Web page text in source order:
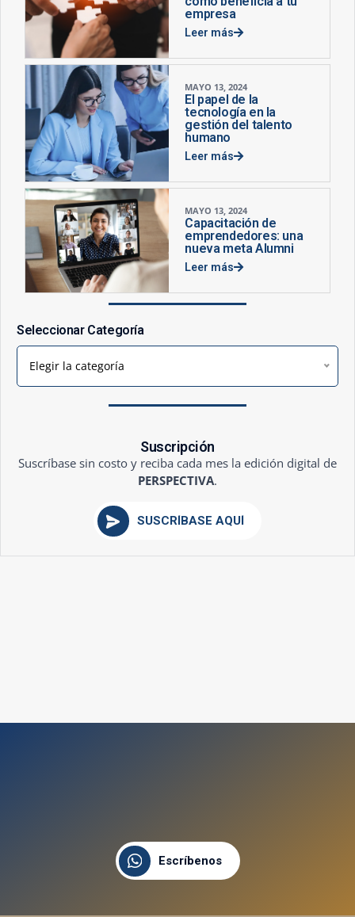
empresa
Leer más
MAYO 13, 2024
El papel de la
tecnología en la
gestión del talento
humano
Leer más
MAYO 13, 2024
Capacitación de
emprendedores: una
nueva meta Alumni
Leer más
Seleccionar Categoría
Elegir la categoría
Suscripción
Suscríbase sin costo y reciba cada mes la edición digital de
PERSPECTIVA.
SUSCRÍBASE AQUÍ
Escríbenos